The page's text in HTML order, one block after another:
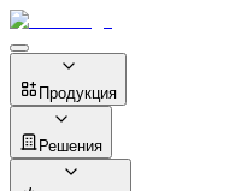
Продукция
Решения